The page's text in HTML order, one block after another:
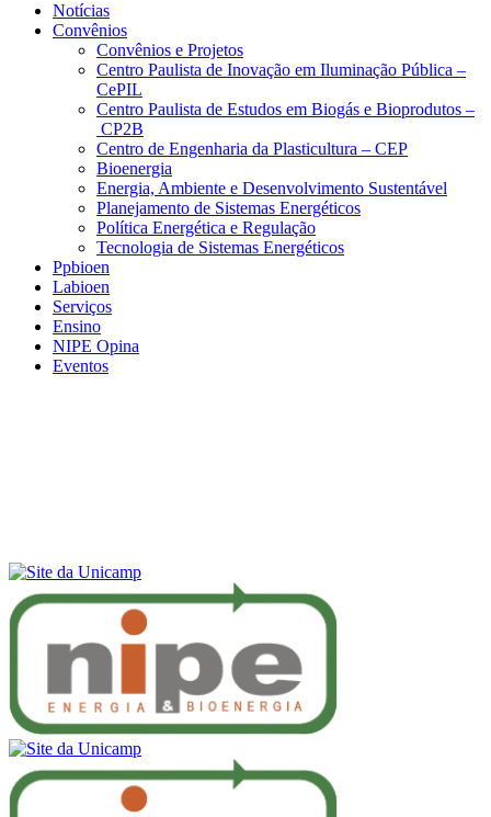
Notícias
Convênios
Convênios e Projetos
Centro Paulista de Inovação em Iluminação Pública –
CePIL
Centro Paulista de Estudos em Biogás e Bioprodutos –
CP2B
Centro de Engenharia da Plasticultura – CEP
Bioenergia
Energia, Ambiente e Desenvolvimento Sustentável
Planejamento de Sistemas Energéticos
Política Energética e Regulação
Tecnologia de Sistemas Energéticos
Ppbioen
Labioen
Serviços
Ensino
NIPE Opina
Eventos